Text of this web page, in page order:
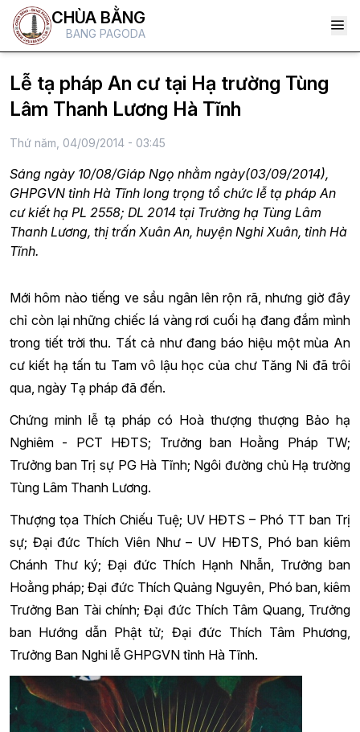
CHÙA BẰNG
BANG PAGODA
Lễ tạ pháp An cư tại Hạ trường Tùng
Lâm Thanh Lương Hà Tĩnh
Thứ năm, 04/09/2014 - 03:45
Sáng ngày 10/08/Giáp Ngọ nhằm ngày(03/09/2014),
GHPGVN tỉnh Hà Tĩnh long trọng tổ chức lễ tạ pháp An
cư kiết hạ PL 2558; DL 2014 tại Trường hạ Tùng Lâm
Thanh Lương, thị trấn Xuân An, huyện Nghi Xuân, tỉnh Hà
Tĩnh.
Mới hôm nào tiếng ve sầu ngân lên rộn rã, nhưng giờ đây
chỉ còn lại những chiếc lá vàng rơi cuối hạ đang đắm mình
trong tiết trời thu. Tất cả như đang báo hiệu một mùa An
cư kiết hạ tấn tu Tam vô lậu học của chư Tăng Ni đã trôi
qua, ngày Tạ pháp đã đến.
Chứng minh lễ tạ pháp có Hoà thượng thượng Bảo hạ
Nghiêm - PCT HĐTS; Trưởng ban Hoằng Pháp TW;
Trưởng ban Trị sự PG Hà Tĩnh; Ngôi đường chủ Hạ trường
Tùng Lâm Thanh Lương.
Thượng tọa Thích Chiếu Tuệ; UV HĐTS – Phó TT ban Trị
sự; Đại đức Thích Viên Như– UV HĐTS, Phó ban kiêm
Chánh Thư ký; Đại đức Thích Hạnh Nhẫn, Trưởng ban
Hoằng pháp; Đại đức Thích Quảng Nguyên, Phó ban, kiêm
Trưởng Ban Tài chính; Đại đức Thích Tâm Quang, Trưởng
ban Hướng dẫn Phật tử; Đại đức Thích Tâm Phương,
Trưởng Ban Nghi lễ GHPGVN tỉnh Hà Tĩnh.